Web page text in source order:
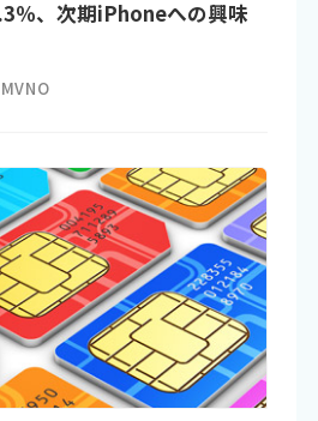
％、次期iPhoneへの興味
MVNO